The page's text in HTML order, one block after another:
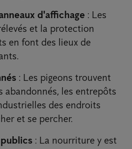
d'affichage : Les
et la protection
en font des lieux de
: Les pigeons trouvent
abandonnés, les entrepôts
des endroits
et se percher.
: La nourriture y est